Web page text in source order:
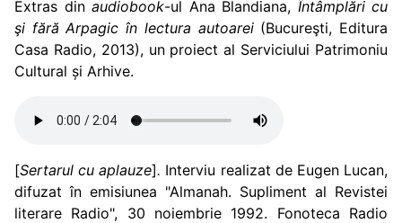
Extras din audiobook-ul Ana Blandiana, Întâmplări cu
şi fără Arpagic în lectura autoarei(Bucureşti, Editura
Casa Radio, 2013), un proiect al Serviciului Patrimoniu
Cultural și Arhive.
[Sertarul cu aplauze]. Interviu realizat de Eugen Lucan,
difuzat în emisiunea "Almanah. Supliment al Revistei
literare Radio", 30 noiembrie 1992. Fonoteca Radio